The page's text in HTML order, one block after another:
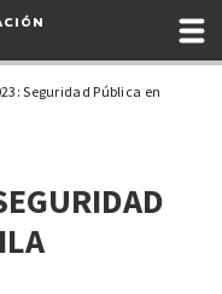
Seguridad Pública en